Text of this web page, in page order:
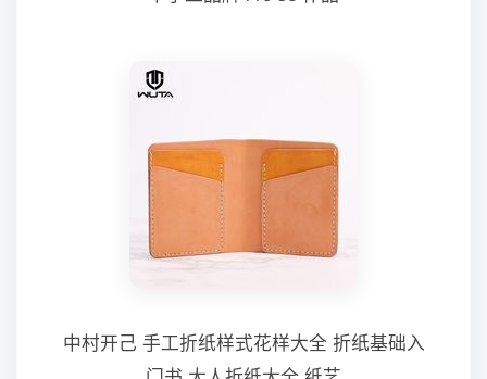
中村开己 手工折纸样式花样大全 折纸基础入